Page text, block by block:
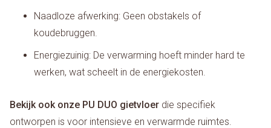
Naadloze afwerking: Geen obstakels of
koudebruggen.
Energiezuinig: De verwarming hoeft minder hard te
werken, wat scheelt in de energiekosten.
Bekijk ook onze PU DUO gietvloerdie specifiek
ontworpen is voor intensieve en verwarmde ruimtes.